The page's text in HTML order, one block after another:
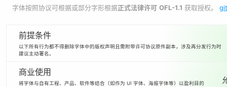
字体按照协议可根据或部分字形根据正式法律许可 OFL-1.1 获取授权。
前提条件
以下所有行为都不得删除字体中的版权声明且需附带许可协议原件副本，涉及再分发行为时
建议主动署名。
商业使用
将字体与自有工程、产品、软件等结合（如作为 UI 字体、海报字体等）以盈利目的